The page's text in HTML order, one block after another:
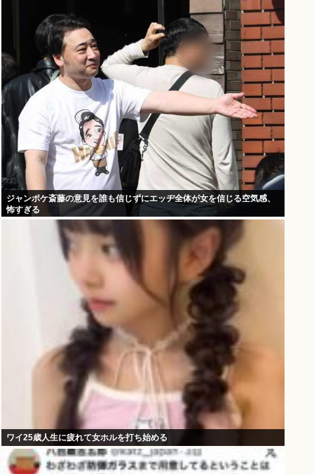
ジャンポケ斎藤の意見を誰も信じずにエッヂ全体が女を信じる空気感、
怖すぎる
ワイ25歳人生に疲れて女ホルを打ち始める